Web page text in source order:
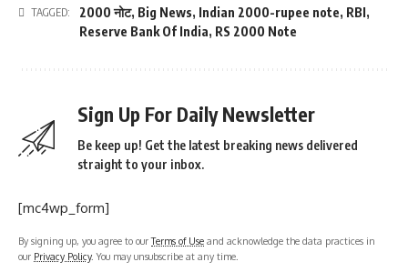
TAGGED: 2000 नोट, Big News, Indian 2000-rupee note, RBI,
Reserve Bank Of India, RS 2000 Note
Sign Up For Daily Newsletter
Be keep up! Get the latest breaking news delivered
straight to your inbox.
[mc4wp_form]
By signing up, you agree to ourTerms of Use and acknowledge the data practices in
our Privacy Policy. You may unsubscribe at any time.